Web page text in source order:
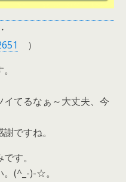
）
てるなぁ～大丈夫、今
ですね。
す。
(^_-)-☆。